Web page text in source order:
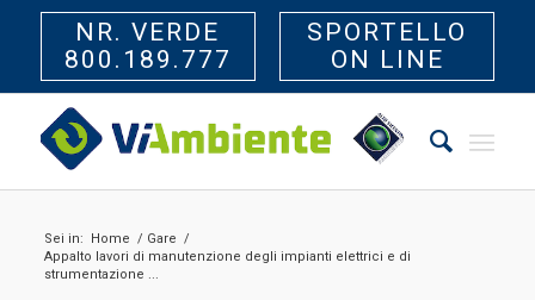
NR. VERDE
800.189.777
SPORTELLO
ON LINE
Sei in: Home / Gare /
Appalto lavori di manutenzione degli impianti elettrici e di
strumentazione ...